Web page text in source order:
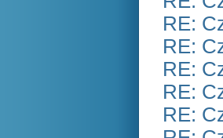
RE:
RE:
RE:
RE:
RE: